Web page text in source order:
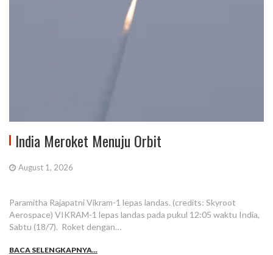
India Meroket Menuju Orbit
August 1, 2026
Paramitha Rajapatni Vikram-1 lepas landas. (credits: Skyroot
Aerospace) VIKRAM-1 lepas landas pada pukul 12:05 waktu India,
Sabtu (18/7). Roket dengan…
BACA SELENGKAPNYA...